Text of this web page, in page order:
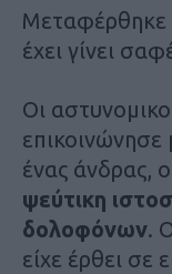
έχει γίνει
Οι
επικοινώνησε
ένας άνδρας, ο
ψεύτικη
δολοφόνων.
είχε έρθει σε